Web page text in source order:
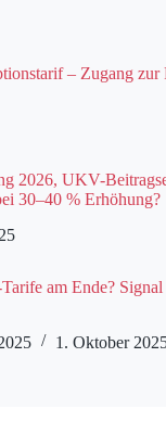
– Zugang
2026, UKV-
30–40 % Erhöhung?
am Ende?
1. Oktober